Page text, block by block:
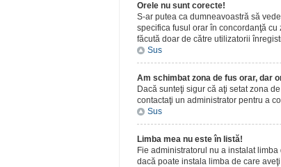
Orele nu sunt corecte!
S-ar putea ca dumneavoastră să
specifica fusul orar în concordanţă cu
făcută doar de către utilizatorii
Sus
Am schimbat zona de fus orar, dar
Dacă sunteţi sigur că aţi setat zona
contactaţi un administrator pentru a
Sus
Limba mea nu este în listă!
Fie administratorul nu a instalat
dacă poate instala limba de care